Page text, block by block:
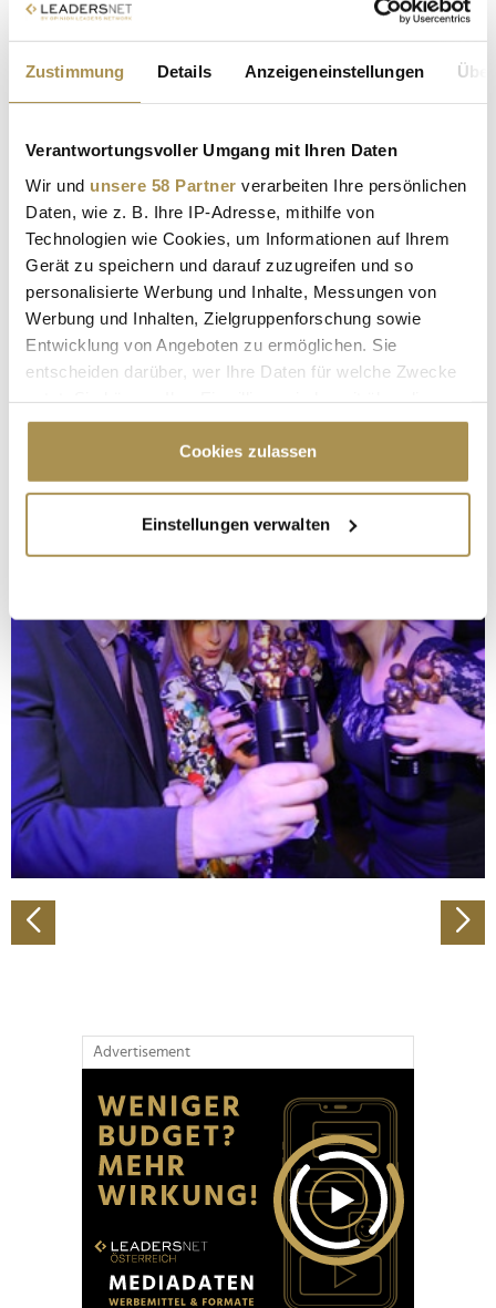
Zustimmung Details Anzeigeneinstellungen
Verantwortungsvoller Umgang mit Ihren Daten
Wir und unsere 58 Partner verarbeiten Ihre persönlichen
Daten, wie z. B. Ihre IP-Adresse, mithilfe von
Technologien wie Cookies, um Informationen auf Ihrem
Gerät zu speichern und darauf zuzugreifen und so
personalisierte Werbung und Inhalte, Messungen von
Werbung und Inhalten, Zielgruppenforschung sowie
Entwicklung von Angeboten zu ermöglichen. Sie
entscheiden darüber, wer Ihre Daten für welche Zwecke
Cookie-Erklärung oder durch Klicken auf das Privacy
Trigger Symbol ändern oder widerrufen
Informationen über Ihre geografische Lage
erfassen, welche bis auf einige Meter genau sein
bestimmten Merkmalen (Fingerprinting) identifizieren
Erfahren Sie mehr darüber, wie Ihre persönlichen Daten
verarbeitet werden, und legen Sie Ihre Präferenzen im
Abschnitt Einzelheitenfest.
Wir verwenden Cookies, um Inhalte und Anzeigen zu
personalisieren, Funktionen für soziale Medien anbieten
zu können und die Zugriffe auf unsere Website zu
analysieren. Außerdem geben wir Informationen zu Ihrer
Verwendung unserer Website an unsere Partner für
soziale Medien, Werbung und Analysen weiter. Unsere
Partner führen diese Informationen möglicherweise mit
Cookies zulassen
Einstellungen verwalten
Advertisement